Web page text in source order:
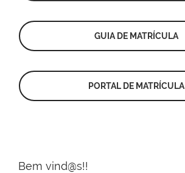
GUIA DE MATRÍCULA
PORTAL DE MATRÍCULA
Bem vind@s!!